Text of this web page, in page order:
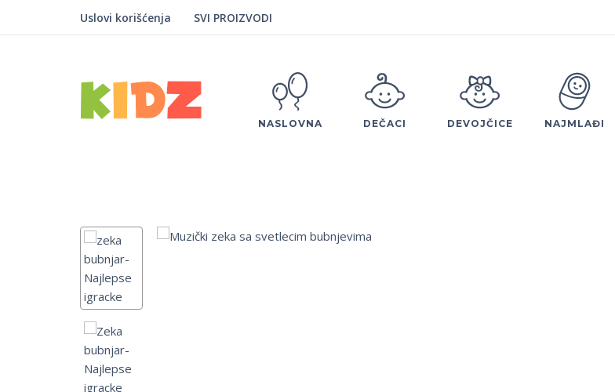
Uslovi korišćenja SVI PROIZVODI
NASLOVNA DEČACI DEVOJČICE NAJMLAĐI